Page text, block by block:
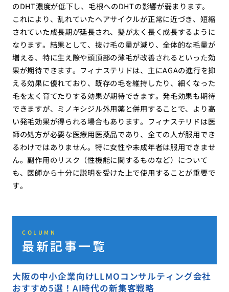
のDHT濃度が低下し、毛根へのDHTの影響が弱まります。
これにより、乱れていたヘアサイクルが正常に近づき、短縮
されていた成長期が延長され、髪が太く長く成長するように
なります。結果として、抜け毛の量が減り、全体的な毛量が
増える、特に生え際や頭頂部の薄毛が改善されるといった効
果が期待できます。フィナステリドは、主にAGAの進行を抑
える効果に優れており、既存の毛を維持したり、細くなった
毛を太く育てたりする効果が期待できます。発毛効果も期待
できますが、ミノキシジル外用薬と併用することで、より高
い発毛効果が得られる場合もあります。フィナステリドは医
師の処方が必要な医療用医薬品であり、全ての人が服用でき
るわけではありません。特に女性や未成年者は服用できませ
ん。副作用のリスク（性機能に関するものなど）について
も、医師から十分に説明を受けた上で使用することが重要で
す。
COLUMN
最新記事一覧
大阪の中小企業向けLLMOコンサルティング会社
おすすめ5選！AI時代の新集客戦略